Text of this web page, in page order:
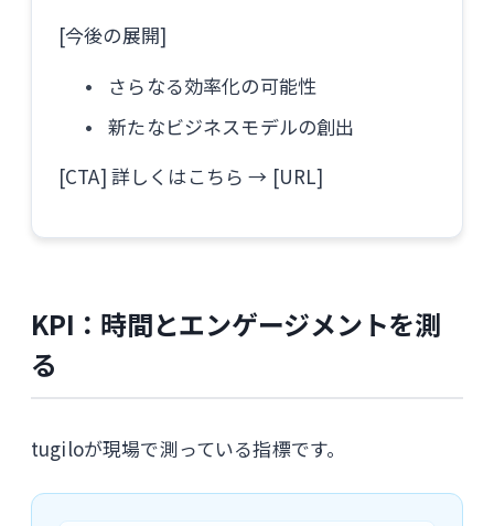
[今後の展開]
さらなる効率化の可能性
新たなビジネスモデルの創出
[CTA] 詳しくはこちら → [URL]
KPI：時間とエンゲージメントを測
る
tugiloが現場で測っている指標です。